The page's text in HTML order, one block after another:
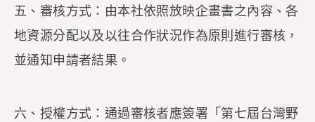
五、審核方式：由本社依照放映企畫書之內容、各
地資源分配以及以往合作狀況作為原則進行審核，
並通知申請者結果。
六、授權方式：通過審核者應簽署「第七屆台灣野